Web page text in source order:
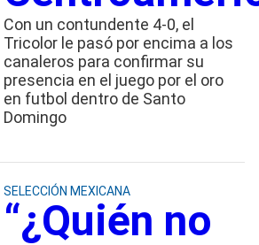
Con un contundente 4-0, el
Tricolor le pasó por encima a los
canaleros para confirmar su
presencia en el juego por el oro
en futbol dentro de Santo
Domingo
SELECCIÓN MEXICANA
“¿Quién no